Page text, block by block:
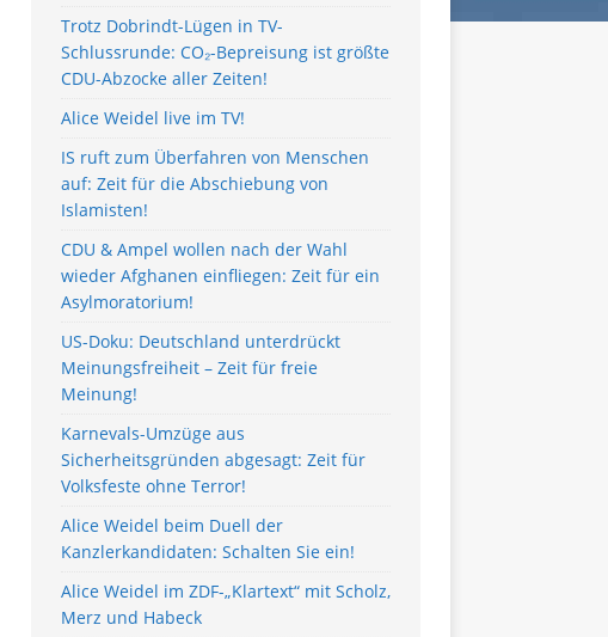
Trotz Dobrindt-Lügen in TV-
Schlussrunde: CO₂-Bepreisung ist größte
CDU-Abzocke aller Zeiten!
Alice Weidel live im TV!
IS ruft zum Überfahren von Menschen
auf: Zeit für die Abschiebung von
Islamisten!
CDU & Ampel wollen nach der Wahl
wieder Afghanen einfliegen: Zeit für ein
Asylmoratorium!
US-Doku: Deutschland unterdrückt
Meinungsfreiheit – Zeit für freie
Meinung!
Karnevals-Umzüge aus
Sicherheitsgründen abgesagt: Zeit für
Volksfeste ohne Terror!
Alice Weidel beim Duell der
Kanzlerkandidaten: Schalten Sie ein!
Alice Weidel im ZDF-„Klartext“ mit Scholz,
Merz und Habeck